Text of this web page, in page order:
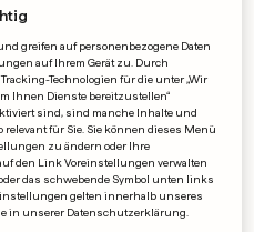
Filme zählen zu den
9 0
greifen auf personenbezogene Daten
auf Ihrem Gerät zu. Durch
Technologien für die unter „Wir
Ihnen Dienste bereitzustellen“
sind, sind manche Inhalte und
für Sie. Sie können dieses Menü
zu ändern oder Ihre
den Link Voreinstellungen verwalten
das schwebende Symbol unten links
gelten innerhalb unseres
in unserer Datenschutzerklärung.